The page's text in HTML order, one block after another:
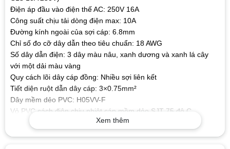
Điện áp đầu vào điện thế AC: 250V 16A
Công suất chịu tải dòng điện max: 10A
Đường kính ngoài của sợi cáp: 6.8mm
Chỉ số đo cỡ dây dẫn theo tiêu chuẩn: 18 AWG
Số dây dẫn điện: 3 dây màu nâu, xanh dương và xanh lá cây
với một dải màu vàng
Quy cách lõi dây cáp đồng: Nhiều sợi liên kết
Tiết diện ruột dẫn dây cáp: 3×0.75mm²
Dây mềm dẻo PVC: H05VV-F
Vỏ PVC cách điện chịu nhiệt cáp mềm dẻo SJT 75 độ C
Điện áp định mức: 300V/500VXem thêm